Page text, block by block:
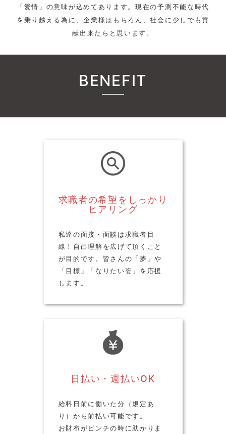
「愛情」の意味が込めてあります。現在の予測不能な時代
を乗り越える為に、企業様はもちろん、社会に少しでも貢
献出来たらと思います。
BENEFIT
求職者の希望をしっかり
ヒアリング
私達の面接・面談は求職者目
線！自己理解を広げて頂くこと
が目的です。皆さんの「夢」や
「目標」「なりたい姿」を応援
します。
日払い・週払いOK
給料日前に働いた分（規定あ
り）から前払い可能です。
お財布がピンチの時に助かりま